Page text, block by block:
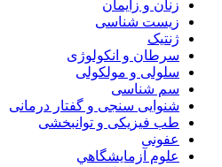
زنان و زایمان
زیست شناسی
ژنتیک
سرطان و انکولوژی
سلولی و مولکولی
سم شناسی
شنوایی سنجی و گفتار درمانی
طب فیزیکی و توانبخشی
عفونی
علوم آزمايشگاهي